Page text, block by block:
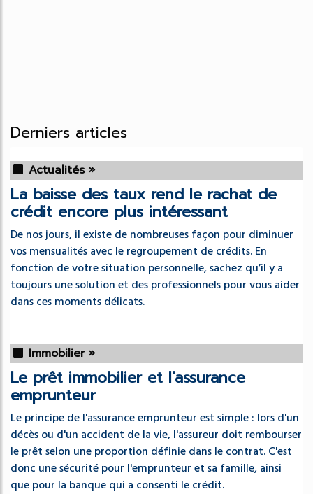
Derniers articles
Actualités »
La baisse des taux rend le rachat de
crédit encore plus intéressant
De nos jours, il existe de nombreuses façon pour diminuer
vos mensualités avec le regroupement de crédits. En
fonction de votre situation personnelle, sachez qu’il y a
toujours une solution et des professionnels pour vous aider
dans ces moments délicats.
Immobilier »
Le prêt immobilier et l'assurance
emprunteur
Le principe de l'assurance emprunteur est simple : lors d'un
décès ou d'un accident de la vie, l'assureur doit rembourser
le prêt selon une proportion définie dans le contrat. C'est
donc une sécurité pour l'emprunteur et sa famille, ainsi
que pour la banque qui a consenti le crédit.